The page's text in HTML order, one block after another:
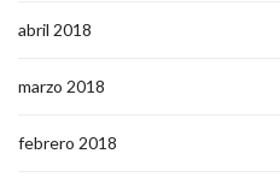
abril 2018
marzo 2018
febrero 2018